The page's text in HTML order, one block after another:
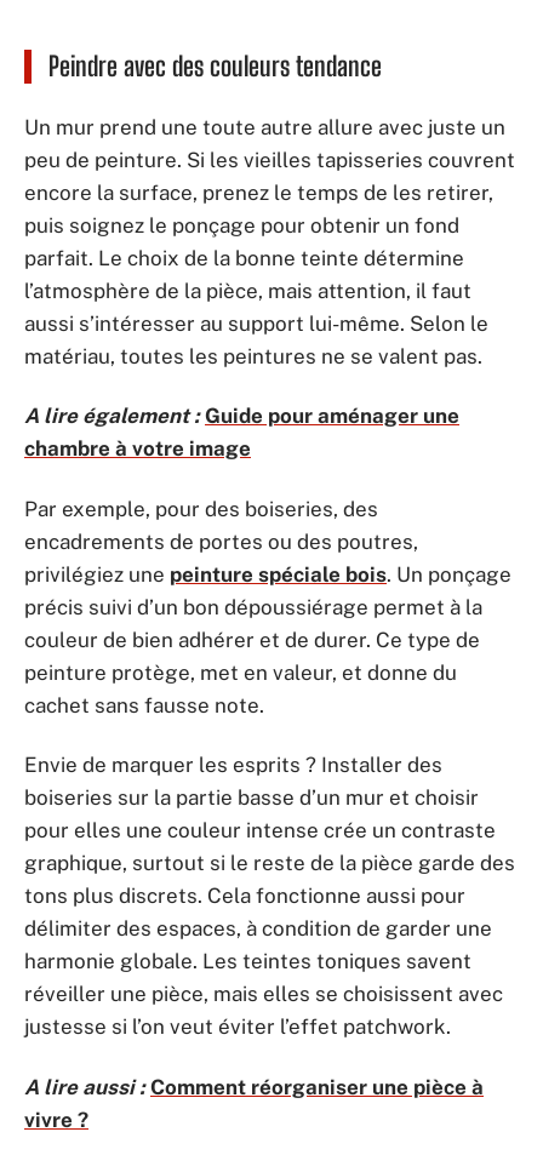
Peindre avec des couleurs tendance
Un mur prend une toute autre allure avec juste un
peu de peinture. Si les vieilles tapisseries couvrent
encore la surface, prenez le temps de les retirer,
puis soignez le ponçage pour obtenir un fond
parfait. Le choix de la bonne teinte détermine
l’atmosphère de la pièce, mais attention, il faut
aussi s’intéresser au support lui-même. Selon le
matériau, toutes les peintures ne se valent pas.
A lire également : Guide pour aménager une
chambre à votre image
Par exemple, pour des boiseries, des
encadrements de portes ou des poutres,
privilégiez une peinture spéciale bois. Un ponçage
précis suivi d’un bon dépoussiérage permet à la
couleur de bien adhérer et de durer. Ce type de
peinture protège, met en valeur, et donne du
cachet sans fausse note.
Envie de marquer les esprits ? Installer des
boiseries sur la partie basse d’un mur et choisir
pour elles une couleur intense crée un contraste
graphique, surtout si le reste de la pièce garde des
tons plus discrets. Cela fonctionne aussi pour
délimiter des espaces, à condition de garder une
harmonie globale. Les teintes toniques savent
réveiller une pièce, mais elles se choisissent avec
justesse si l’on veut éviter l’effet patchwork.
A lire aussi : Comment réorganiser une pièce à
vivre ?